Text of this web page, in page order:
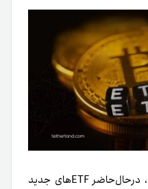
وب‌سایت K33، در‌حال‌حاضر ETFهای جدید